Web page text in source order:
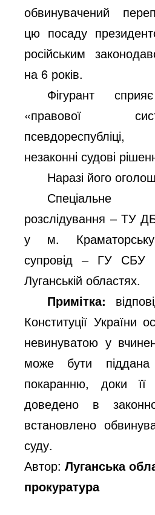
обвинувачений
цю посаду
російським
на 6 років.
Фігурант
«правової
незаконні судові
Наразі його
розслідування ‒ ТУ
у м.
супровід ‒ ГУ СБУ
Луганській областях.
Примітка:
Конституції України
невинуватою у
може бути піддана
покаранню, доки
доведено в
встановлено
суду.
Автор:Луганська
прокуратура